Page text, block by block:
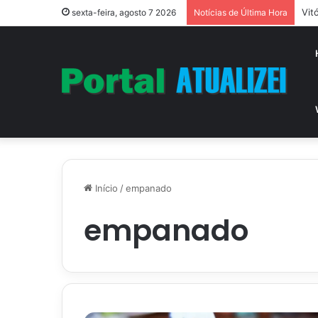
sexta-feira, agosto 7 2026 Notícias de Última Hora
Início /empanado
empanado